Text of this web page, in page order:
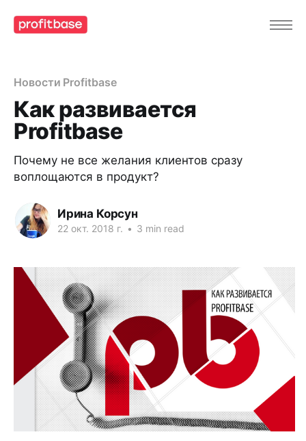
Новости Profitbase
Как развивается
Profitbase
Почему не все желания клиентов сразу
воплощаются в продукт?
Ирина Корсун
22 окт. 2018 г. • 3 min read